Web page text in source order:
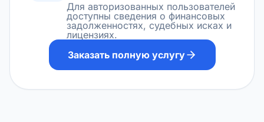
Для авторизованных пользователей
доступны сведения о финансовых
задолженностях, судебных исках и
лицензиях.
Заказать полную услугу